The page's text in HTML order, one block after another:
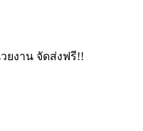
งาน จัดส่งฟรี!!